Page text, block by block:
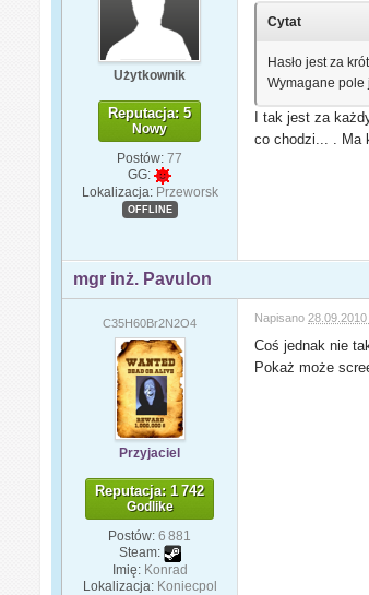
Użytkownik
Reputacja: 5
Nowy
Postów: 77
GG:
Lokalizacja: Przeworsk
OFFLINE
Cytat
Hasło jest za
Wymagane pole
I tak jest za
co chodzi... . Ma
mgr inż. Pavulon
C35H60Br2N2O4
Przyjaciel
Reputacja: 1 742
Godlike
Postów: 6 881
Steam:
Imię: Konrad
Lokalizacja: Koniecpol
Napisano
Coś jednak nie
Pokaż może